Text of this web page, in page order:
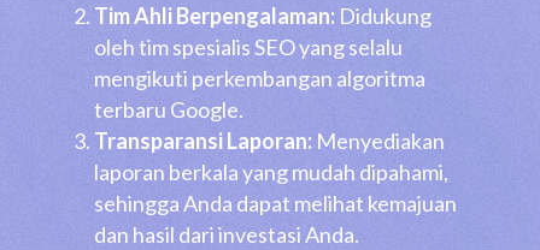
Tim Ahli Berpengalaman:Didukung
oleh tim spesialis SEO yang selalu
mengikuti perkembangan algoritma
terbaru Google.
Transparansi Laporan:Menyediakan
laporan berkala yang mudah dipahami,
sehingga Anda dapat melihat kemajuan
dan hasil dari investasi Anda.